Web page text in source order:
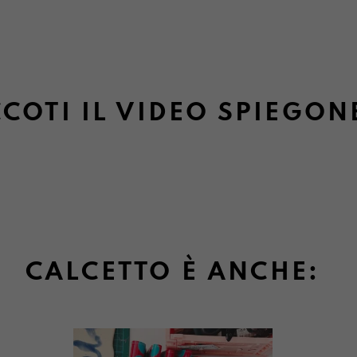
IL VIDEO
CALCETTO È ANCHE: